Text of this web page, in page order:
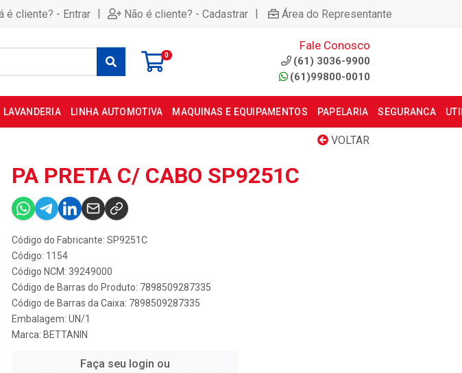
é cliente? - Entrar | Não é cliente? - Cadastrar | Área do Representante
0
Fale Conosco
(61) 3036-9900
(61)99800-0010
LAVANDERIA LINHA AUTOMOTIVA MAQUINAS E EQUIPAMENTOS PAPELARIA SEGURANCA
VOLTAR
PA PRETA C/ CABO SP9251C
Código do Fabricante: SP9251C
Código: 1154
Código NCM: 39249000
Código de Barras do Produto: 7898509287335
Código de Barras da Caixa: 7898509287335
Embalagem: UN/1
Marca: BETTANIN
Faça seu login ou